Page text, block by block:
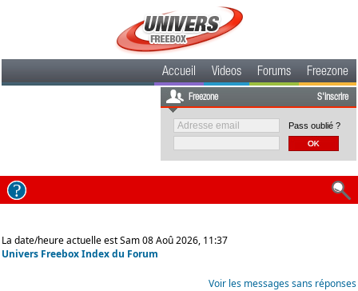
Accueil Videos Forums Freezone
Freezone S'inscrire
Pass oublié ?
La date/heure actuelle est Sam 08 Aoû 2026, 11:37
Univers Freebox Index du Forum
Voir les messages sans réponses